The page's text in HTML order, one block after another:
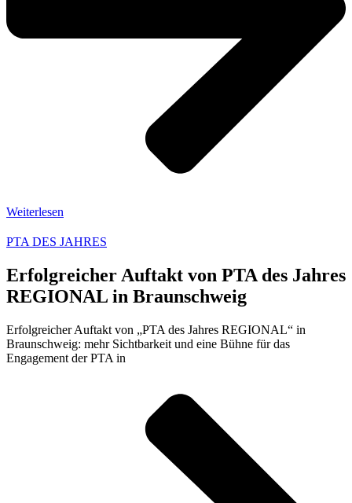
Weiterlesen
PTA DES JAHRES
Erfolgreicher Auftakt von PTA des Jahres
REGIONAL in Braunschweig
Erfolgreicher Auftakt von „PTA des Jahres REGIONAL“ in
Braunschweig: mehr Sichtbarkeit und eine Bühne für das
Engagement der PTA in